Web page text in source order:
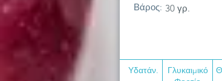
Βάρος: 30 γρ.
Υδατάν.
Γλυκαιμικό